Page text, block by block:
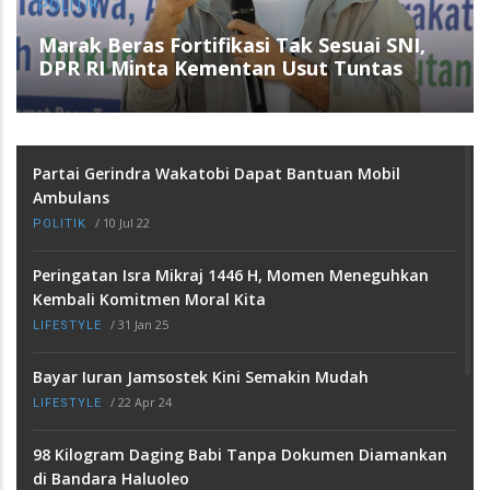
DAERAH
Angkatan 2010 Juara Umum Liga Alumni
VII Smansa Kulisusu
Partai Gerindra Wakatobi Dapat Bantuan Mobil
Ambulans
POLITIK / 10 Jul 22
Peringatan Isra Mikraj 1446 H, Momen Meneguhkan
Kembali Komitmen Moral Kita
LIFESTYLE / 31 Jan 25
Bayar Iuran Jamsostek Kini Semakin Mudah
LIFESTYLE / 22 Apr 24
98 Kilogram Daging Babi Tanpa Dokumen Diamankan
di Bandara Haluoleo